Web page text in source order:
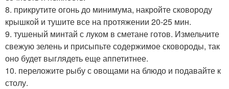
8. прикрутите огонь до минимума, накройте сковороду
крышкой и тушите все на протяжении 20-25 мин.
9. тушеный минтай с луком в сметане готов. Измельчите
свежую зелень и присыпьте содержимое сковороды, так
оно будет выглядеть еще аппетитнее.
10. переложите рыбу с овощами на блюдо и подавайте к
столу.